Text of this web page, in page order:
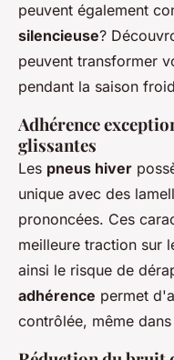
peuvent également
silencieuse?
peuvent transformer
pendant la saison
Adhérence
glissantes
Les pneus hiver
unique avec des
prononcées. Ces
meilleure traction sur
ainsi le risque de
adhérence permet
contrôlée, même